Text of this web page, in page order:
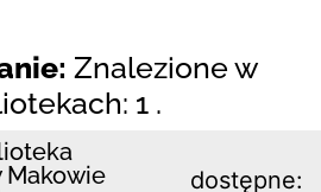
Znalezione w
1 .
Makowie
dostępne: